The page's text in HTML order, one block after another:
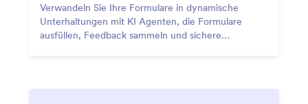
Verwandeln Sie Ihre Formulare in dynamische
Unterhaltungen mit KI Agenten, die Formulare
ausfüllen, Feedback sammeln und sichere